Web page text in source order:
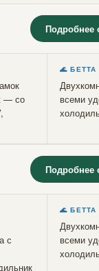
Подробнее
— со
🌊 БЕТТА
всеми
Подробнее
с
🌊 БЕТТА
всеми